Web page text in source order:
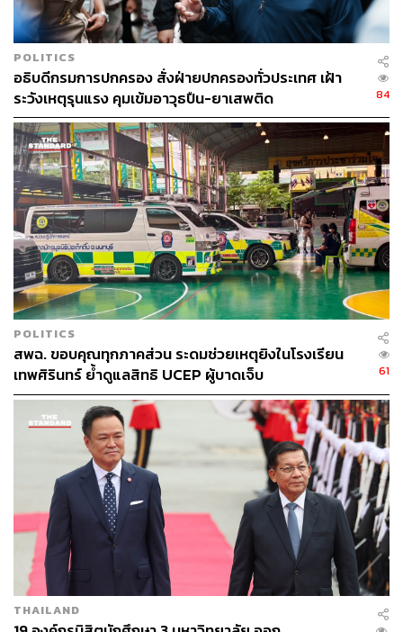
ขณะที่ สมศักดิ์ เทพสุทิน รองนายกรัฐมนตรี กล่าวถึงกรณีดัง
กล่าวว่า คณะกรรมการที่เกี่ยวข้องกับการกำหนดปริมาณ
สารบริสุทธิ์ในเม็ดยา ซึ่งประกอบไปด้วย 4 หน่วยงาน คือ
ปกครอง, ตำรวจ, สำนักงานคณะกรรมการป้องกันและปราบ
ปรามยาเสพติด (ป.ป.ส.) และกระทรวงสาธารณสุข มีการ
หารือและสรุปความเห็น ซึ่งตามหลักการจะดูตามพฤติกรรม
ของผู้ขายและผู้เสพ และปริมาณสารเสพติดในเม็ดยา
สมศักดิ์กล่าวอีกว่า ตามพฤติกรรมไม่ใช่ว่าถ้าพบเกิน 10 เม็ด
จึงจะถือว่ามีความผิด การดำเนินคดีตามกฎหมายจะดูที่
พฤติกรรม จะ 1 เม็ด หรือ 2 เม็ดก็เป็นผู้ขายได้ แต่ที่เรากำหนด
ตรงนี้เอาไว้ก็เพื่อให้โอกาสกับคนที่เป็นผู้เสพจริงๆ ได้เข้าสู่
กระบวนการบำบัดรักษา ไม่เป็นโทษจำคุก แต่ถ้าพบ 2 เม็ด
หรือ 3 เม็ด แล้วมีพฤติกรรมเป็นผู้จำหน่ายก็ต้องมีโทษจำคุก
ขณะที่ อนุทิน ชาญ​วี​ร​กูล รองนายกรัฐมนตรี และรัฐมนตรี
ว่าการกระทรวงมหาดไทย กล่าวว่า แต่ละรัฐมนตรีก็มีนโย
บายที่แตกต่างกันไป ตนหมดหน้าที่ตรงนั้นแล้ว ส่วนในฐานะ
มหาดไทยที่ต้องดูแลเรื่องนี้ก็ต้องคอยกำกับควบคุม ปราบ
ปรามเรื่องของการขนยาบ้ายาเสพติด เรามีรายงานข่าวและ
ดำเนินการจับกุมอย่างต่อเนื่อง
ส่วนจำนวนเม็ดจะเป็นช่องว่างหรือเป็นข้ออ้างให้ผู้ค้ายาเสพ
ติดหรือไม่ อนุทินกล่าวว่า ตอนยุคตน ตนบอกว่า 2 เม็ด นั่นคือ
สมัยตน แต่ตอนนี้ตนเข้าไปก้าวก่ายไม่ได้ เพราะไม่ได้กำกับ
ดูแลสายงานกระทรวงสาธารณสุขแล้ว ตนมากำกับสายงาน
มหาดไทย จึงต้องไปเน้นเรื่องของการปราบปราม สกัดกั้น
วงจรยาเสพติด
POLITICS
อธิบดีกรมการปกครอง สั่งฝ่ายปกครองทั่วประเทศ เฝ้า
ระวังเหตุรุนแรง คุมเข้มอาวุธปืน-ยาเสพติด
84
POLITICS
สพฉ. ขอบคุณทุกภาคส่วน ระดมช่วยเหตุยิงในโรงเรียน
เทพศิรินทร์ ย้ำดูแลสิทธิ UCEP ผู้บาดเจ็บ
61
THAILAND